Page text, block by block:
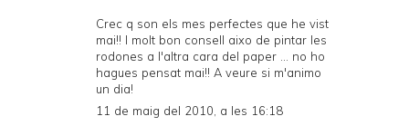
Crec q son els mes perfectes que he vist
mai!! I molt bon consell aixo de pintar les
rodones a l'altra cara del paper ... no ho
hagues pensat mai!! A veure si m'animo
un dia!
11 de maig del 2010, a les 16:18